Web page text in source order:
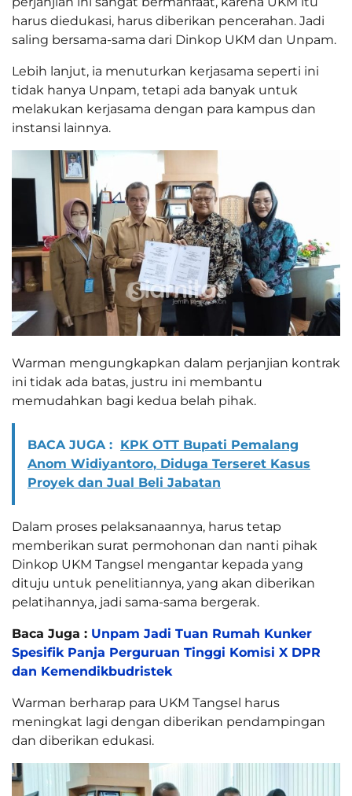
harus diedukasi, harus diberikan pencerahan. Jadi
saling bersama-sama dari Dinkop UKM dan Unpam.
Lebih lanjut, ia menuturkan kerjasama seperti ini
tidak hanya Unpam, tetapi ada banyak untuk
melakukan kerjasama dengan para kampus dan
instansi lainnya.
Warman mengungkapkan dalam perjanjian kontrak
ini tidak ada batas, justru ini membantu
memudahkan bagi kedua belah pihak.
BACA JUGA : KPK OTT Bupati Pemalang
Anom Widiyantoro, Diduga Terseret Kasus
Proyek dan Jual Beli Jabatan
Dalam proses pelaksanaannya, harus tetap
memberikan surat permohonan dan nanti pihak
Dinkop UKM Tangsel mengantar kepada yang
dituju untuk penelitiannya, yang akan diberikan
pelatihannya, jadi sama-sama bergerak.
Baca Juga : Unpam Jadi Tuan Rumah Kunker
Spesifik Panja Perguruan Tinggi Komisi X DPR
dan Kemendikbudristek
Warman berharap para UKM Tangsel harus
meningkat lagi dengan diberikan pendampingan
dan diberikan edukasi.